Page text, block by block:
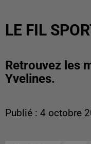
LE FIL
Retrouvez les
Yvelines.
Publié : 4 octobre